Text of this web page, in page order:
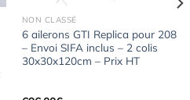
NON CLASSÉ
6 ailerons GTI Replica pour 208
– Envoi SIFA inclus – 2 colis
30x30x120cm – Prix HT